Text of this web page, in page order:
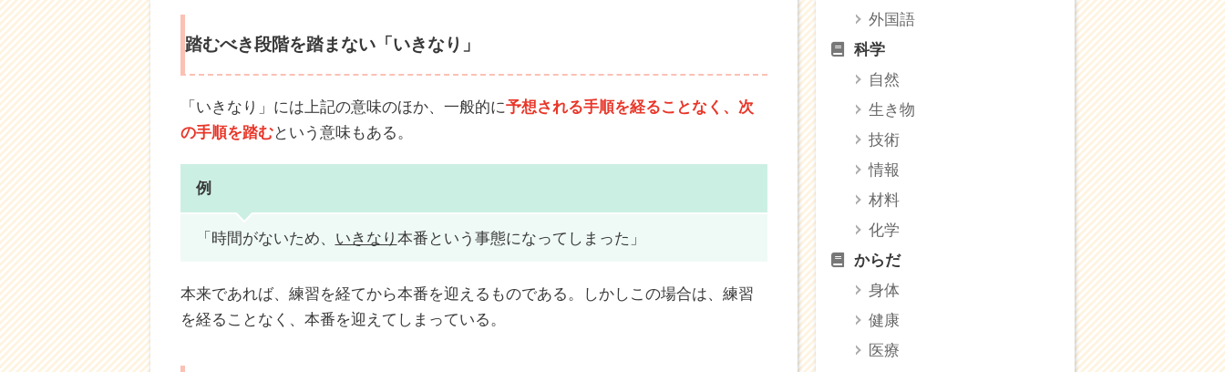
踏むべき段階を踏まない「いきなり」
「いきなり」には上記の意味のほか、一般的に予想される手順を経ることなく、次
の手順を踏むという意味もある。
例
「時間がないため、 いきなり 本番という事態になってしまった」
本来であれば、練習を経てから本番を迎えるものである。しかしこの場合は、練習
を経ることなく、本番を迎えてしまっている。
外国語
科学
自然
生き物
技術
情報
材料
化学
からだ
身体
健康
医療